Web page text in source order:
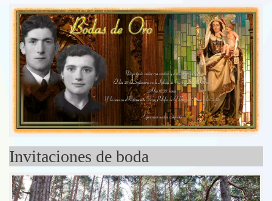
Invitaciones de boda